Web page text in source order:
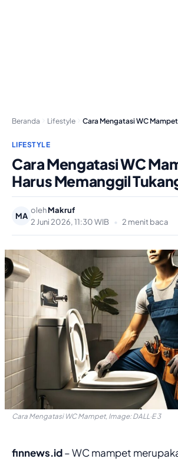
Beranda Lifestyle
LIFESTYLE
Cara Mengatasi WC
Harus Memanggil
MA
olehMakruf
2 Juni 2026, 11:30 WIB
• 2 menit baca
Cara Mengatasi WC Mampet, Image: DALL·E 3
finnews.id– WC mampet